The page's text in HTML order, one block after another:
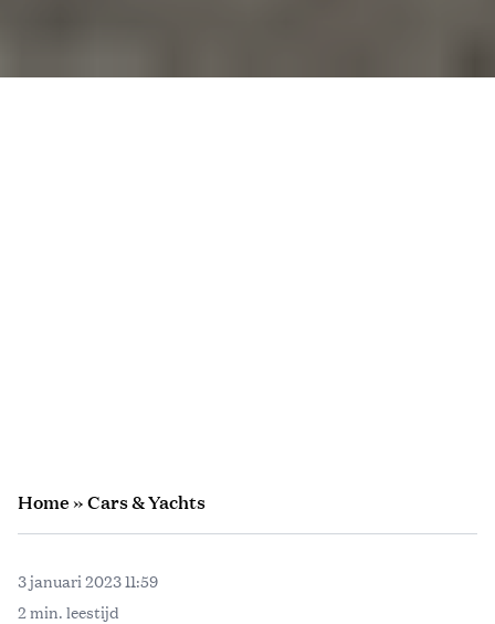
Home»Cars & Yachts
3 januari 2023 11:59
2 min. leestijd